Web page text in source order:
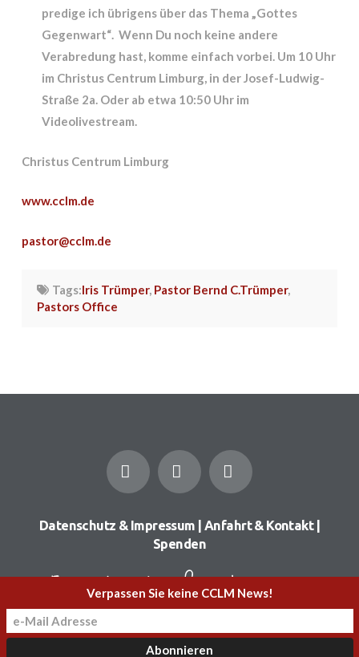
predige ich übrigens über das Thema „Gottes
Gegenwart“. Wenn Du noch keine andere
Verabredung hast, komme einfach vorbei. Um 10 Uhr
im Christus Centrum Limburg, in der Josef-Ludwig-
Straße 2a. Oder ab etwa 10:50 Uhr im
Videolivestream.
Christus Centrum Limburg
www.cclm.de
pastor@cclm.de
Tags:Iris Trümper, Pastor Bernd C.Trümper,
Pastors Office
Datenschutz & Impressum Anfahrt & Kontakt
Spenden
Verpassen Sie keine CCLM News!